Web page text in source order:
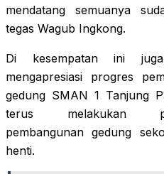
mendatang semuanya
tegas Wagub Ingkong.
Di kesempatan ini
mengapresiasi progres
gedung SMAN 1 Tanjung
terus melakukan
pembangunan gedung
henti.